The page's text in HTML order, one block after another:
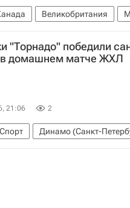
Великобритания
"Торнадо" победили
домашнем матче ЖХЛ
21:06 2
Спорт Динамо (Санкт-